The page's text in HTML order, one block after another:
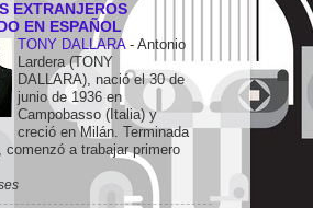
EXTRANJEROS
EN ESPAÑOL
TONY DALLARA - Antonio
Lardera (TONY
DALLARA), nació el 30 de
junio de 1936 en
Campobasso (Italia) y
creció en Milán. Terminada
comenzó a trabajar primero